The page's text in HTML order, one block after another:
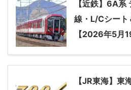
【近鉄】6A系
線・L/Cシート
【2026年5月
【JR東海】東